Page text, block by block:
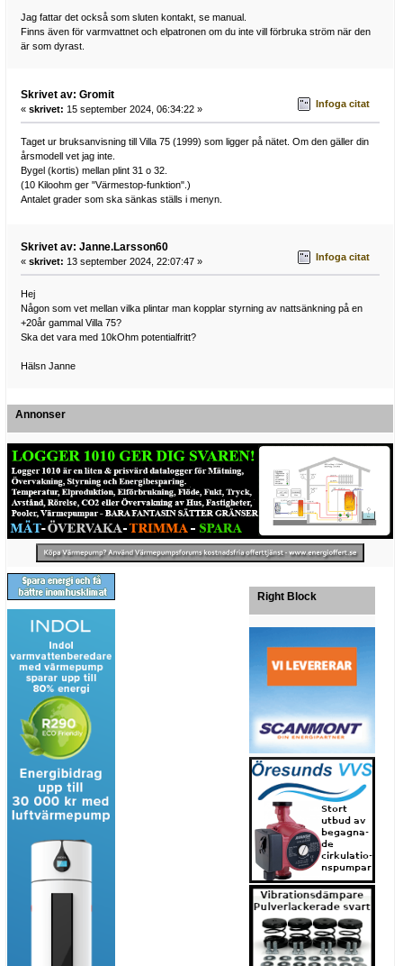
Jag fattar det också som sluten kontakt, se manual.
Finns även för varmvattnet och elpatronen om du inte vill förbruka ström när den
är som dyrast.
Skrivet av: Gromit
« skrivet: 15 september 2024, 06:34:22 » Infoga citat
Taget ur bruksanvisning till Villa 75 (1999) som ligger på nätet. Om den gäller din
årsmodell vet jag inte.
Bygel (kortis) mellan plint 31 o 32.
(10 Kiloohm ger "Värmestop-funktion".)
Antalet grader som ska sänkas ställs i menyn.
Skrivet av: Janne.Larsson60
« skrivet: 13 september 2024, 22:07:47 » Infoga citat
Hej
Någon som vet mellan vilka plintar man kopplar styrning av nattsänkning på en
+20år gammal Villa 75?
Ska det vara med 10kOhm potentialfritt?
Hälsn Janne
Annonser
Right Block